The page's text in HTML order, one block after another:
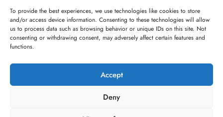
To provide the best experiences, we use technologies like cookies to store
and/or access device information. Consenting to these technologies will allow
us to process data such as browsing behavior or unique IDs on this site. Not
consenting or withdrawing consent, may adversely affect certain features and
functions.
Accept
Deny
„Najveći mali festival u Vojvodini“ i ovog
Kulturni kišobran